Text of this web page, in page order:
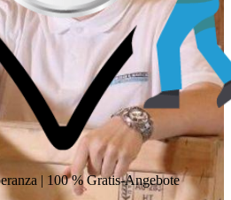
| 100 % Gratis-Angebote